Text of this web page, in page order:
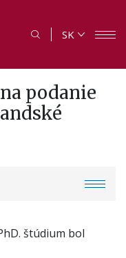
SK
podanie
štúdium bol